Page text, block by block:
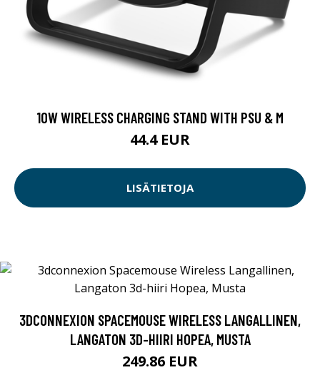
10W WIRELESS CHARGING STAND WITH PSU & M
44.4 EUR
LISÄTIETOJA
3DCONNEXION SPACEMOUSE WIRELESS LANGALLINEN,
LANGATON 3D-HIIRI HOPEA, MUSTA
249.86 EUR